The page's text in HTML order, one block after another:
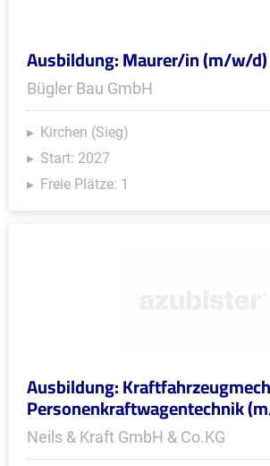
Ausbildung: Maurer/in (m/w/d)
Bügler Bau GmbH
Kirchen (Sieg)
Start: 2027
Freie Plätze: 1
Ausbildung:
Personenkraftwagentechnik
Neils & Kraft GmbH & Co.KG